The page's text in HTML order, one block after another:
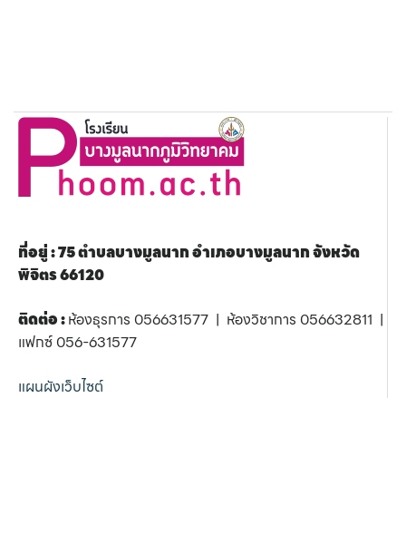
ที่อยู่ : 75 ตำบลบางมูลนาก อำเภอบางมูลนาก จังหวัด
พิจิตร 66120
ติดต่อ :ห้องธุรการ 056631577 | ห้องวิชาการ 056632811 |
แฟกซ์ 056-631577
แผนผังเว็บไซต์